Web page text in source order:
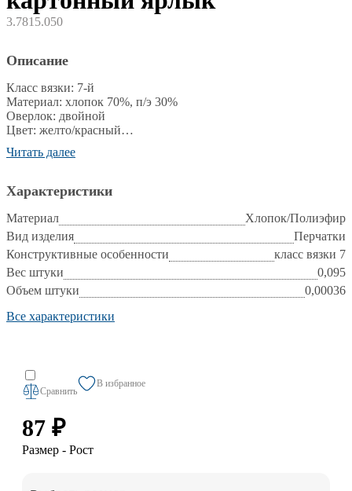
3.7815.050
Описание
Класс вязки: 7-й
Материал: хлопок 70%, п/э 30%
Оверлок: двойной
Цвет: желто/красный
Размер: 10
Вес: 95 г
ГОСТ 12.4.252-2013
ТР ТС 019/2011
Читать далее
Характеристики
Материал
Хлопок/Полиэфир
Вид изделия
Перчатки
Конструктивные особенности
класс вязки 7
Вес штуки
0,095
Объем штуки
0,00036
Все характеристики
Сравнить
В избранное
87 ₽
Размер - Рост